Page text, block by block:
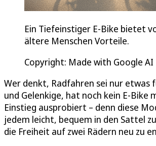
Ein Tiefeinstiger E-Bike bietet
ältere Menschen Vorteile.
Copyright: Made with Google AI
Wer denkt, Radfahren sei nur etwas
und Gelenkige, hat noch kein E-Bike
Einstieg ausprobiert – denn diese
jedem leicht, bequem in den Sattel
die Freiheit auf zwei Rädern neu zu